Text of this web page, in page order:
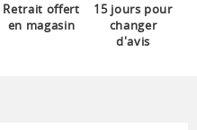
Retrait offert
en magasin
15 jours pour
changer
d'avis